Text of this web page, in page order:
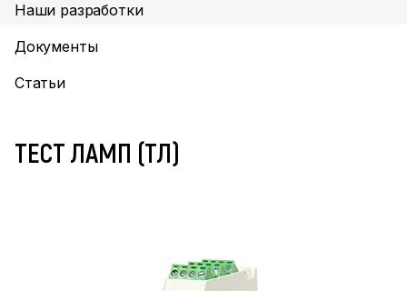
Наши разработки
Документы
Статьи
ТЕСТ ЛАМП (ТЛ)